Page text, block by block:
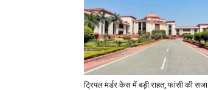
ट्रिपल मर्डर केस में बड़ी राहत, फांसी की सजा